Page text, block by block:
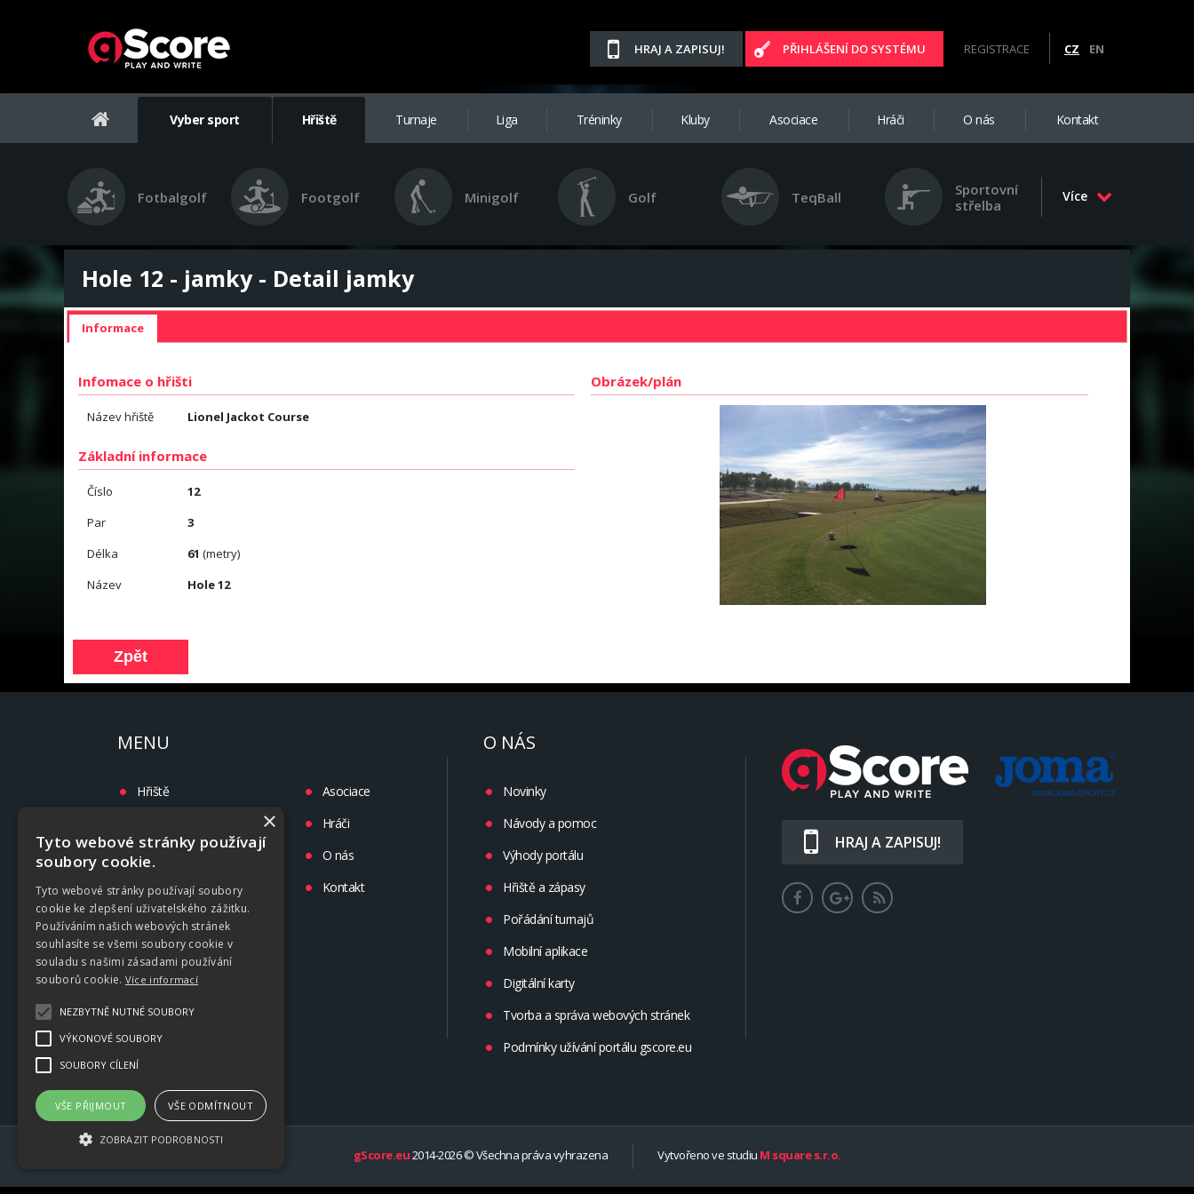
HRAJ A ZAPISUJ! PŘIHLÁŠENÍ DO SYSTÉMU REGISTRACE CZ EN
Vyber sport Hřiště Turnaje Liga Tréninky Kluby Asociace Hráči O nás Kontakt
Fotbalgolf Footgolf Minigolf Golf TeqBall
Sportovní
střelba
Více
Hole 12 - jamky - Detail jamky
Informace
Infomace o hřišti
Název hřiště Lionel Jackot Course
Základní informace
Číslo
12
Par
3
Délka
61 (metry)
Název
Hole 12
Obrázek/plán
MENU
Hřiště
Liga
Tréninky
Kluby
Asociace
Hráči
O nás
Kontakt
O NÁS
Novinky
Návody a pomoc
Výhody portálu
Hřiště a zápasy
Pořádání turnajů
Mobilní aplikace
Digitální karty
Tvorba a správa webových stránek
Podmínky užívání portálu gscore.eu
HRAJ A ZAPISUJ!
gScore.eu2014-2026 © Všechna práva vyhrazena Vytvořeno ve studiu M square s.r.o.
×
Tyto webové stránky používají
soubory cookie.
Tyto webové stránky používají soubory
cookie ke zlepšení uživatelského zážitku.
Používáním našich webových stránek
souhlasíte se všemi soubory cookie v
souladu s našimi zásadami používání
souborů cookie. Více informací
NEZBYTNĚ NUTNÉ SOUBORY
VÝKONOVÉ SOUBORY
SOUBORY CÍLENÍ
VŠE PŘIJMOUT VŠE ODMÍTNOUT
ZOBRAZIT PODROBNOSTI